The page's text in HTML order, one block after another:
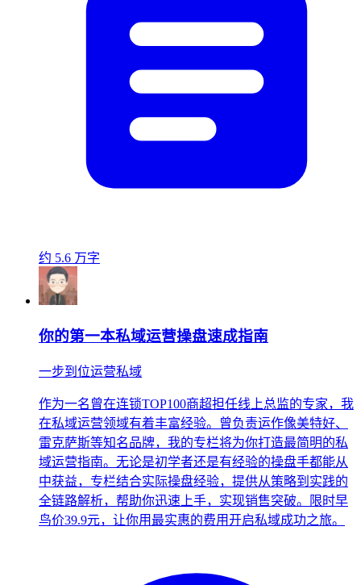
约 5.6 万字
你的第一本私域运营操盘速成指南
一步到位运营私域
作为一名曾在连锁TOP100商超担任线上总监的专家，我
在私域运营领域有着丰富经验。曾负责运作像美特好、
雷克萨斯等知名品牌，我的专栏将为你打造最简明的私
域运营指南。无论是初学者还是有经验的操盘手都能从
中获益，专栏结合实际操盘经验，提供从策略到实践的
全链路解析，帮助你迅速上手，实现销售突破。限时早
鸟价39.9元，让你用最实惠的费用开启私域成功之旅。